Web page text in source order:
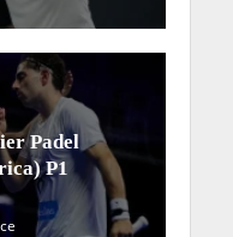
Padel
P1